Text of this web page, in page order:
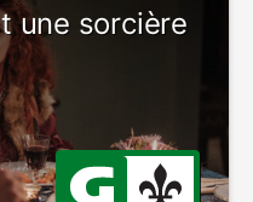
une sorcière